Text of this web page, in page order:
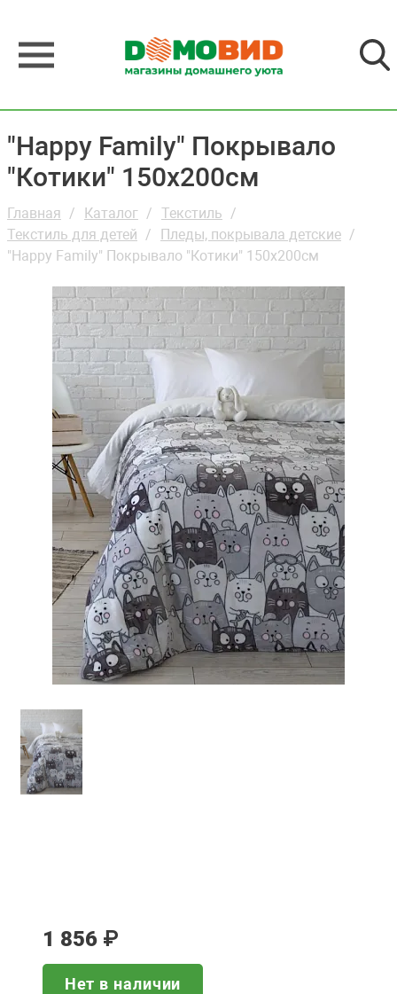
"Happy Family" Покрывало
"Котики" 150х200см
Главная Каталог
Текстиль
Текстиль для детей
Пледы, покрывала детские
"Happy Family" Покрывало "Котики" 150х200см
1 856 ₽
Нет в наличии